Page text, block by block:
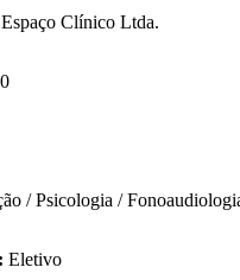
Clínico Ltda.
/ Psicologia /
Eletivo